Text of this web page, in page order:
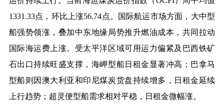
1331.33点，环比上涨56.74点。国际航运市场方面，大中型
船强势领涨，叠加中东地缘局势推升燃油成本，共同拉动
国际海运费上涨。受太平洋区域可用运力偏紧及巴西铁矿
石出口持续旺盛支撑，海岬型船日租金显著冲高；巴拿马
型船则因澳大利亚和印尼煤炭货盘持续增多，日租金延续
上行趋势；超灵便型船需求相对平稳，日租金微幅涨。